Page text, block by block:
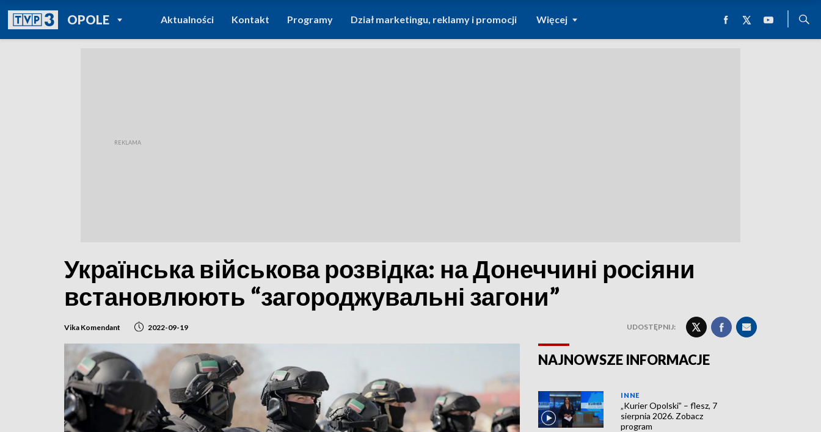
OPOLEPOWRÓT DO
TVP REGIONY
Aktualności Kontakt Programy Dział marketingu, reklamy i promocji Więcej
Українська військова розвідка: на Донеччині росіяни
встановлюють “загороджувальні загони”
Vika Komendant 2022-09-19 UDOSTĘPNIJ:
NAJNOWSZE INFORMACJE
INNE
„Kurier Opolski” – flesz, 7
sierpnia 2026. Zobacz
program